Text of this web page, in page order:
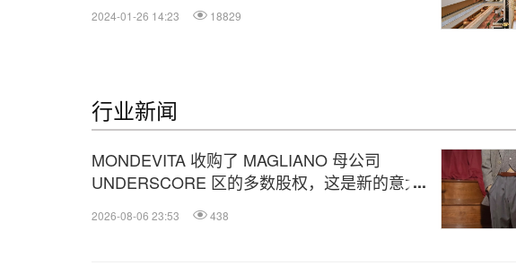
2024-01-26 14:23 18829
行业新闻
MONDEVITA 收购了 MAGLIANO 母公司
UNDERSCORE 区的多数股权，这是新的意大
2026-08-06 23:53 438